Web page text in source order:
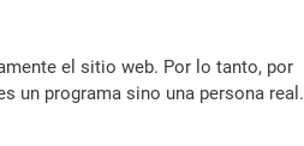
el sitio web. Por lo tanto, por
un programa sino una persona real.